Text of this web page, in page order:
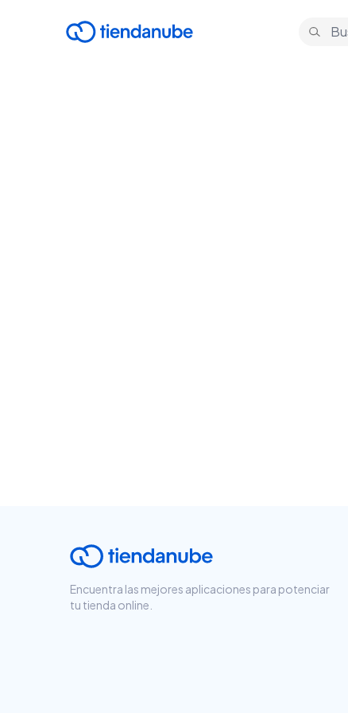
Encuentra las mejores aplicaciones para potenciar
tu tienda online.